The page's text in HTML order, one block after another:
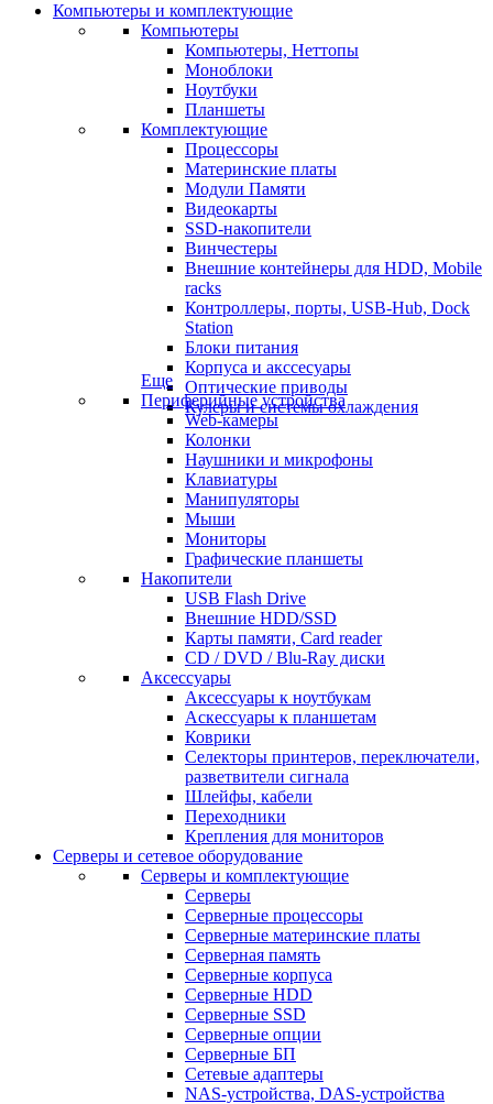
Компьютеры и комплектующие
Компьютеры
Компьютеры, Неттопы
Моноблоки
Ноутбуки
Планшеты
Комплектующие
Процессоры
Материнские платы
Модули Памяти
Видеокарты
SSD-накопители
Винчестеры
Внешние контейнеры для HDD, Mobile
racks
Контроллеры, порты, USB-Hub, Dock
Station
Блоки питания
Корпуса и акссесуары
Оптические приводы
Кулеры и системы охлаждения
Еще
Периферийные устройства
Web-камеры
Колонки
Наушники и микрофоны
Клавиатуры
Манипуляторы
Мыши
Мониторы
Графические планшеты
Накопители
USB Flash Drive
Внешние HDD/SSD
Карты памяти, Card reader
CD / DVD / Blu-Ray диски
Аксессуары
Аксессуары к ноутбукам
Аскессуары к планшетам
Коврики
Селекторы принтеров, переключатели,
разветвители сигнала
Шлейфы, кабели
Переходники
Крепления для мониторов
Серверы и сетевое оборудование
Серверы и комплектующие
Серверы
Серверные процессоры
Серверные материнские платы
Серверная память
Серверные корпуса
Серверные HDD
Серверные SSD
Серверные опции
Серверные БП
Сетевые адаптеры
NAS-устройства, DAS-устройства